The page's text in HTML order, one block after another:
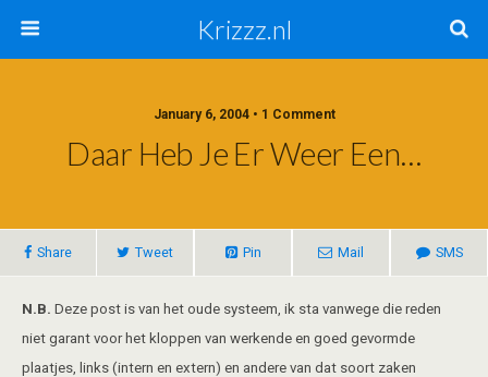
Krizzz.nl
January 6, 2004 • 1 Comment
Daar Heb Je Er Weer Een…
Share Tweet Pin Mail SMS
N.B. Deze post is van het oude systeem, ik sta vanwege die reden
niet garant voor het kloppen van werkende en goed gevormde
plaatjes, links (intern en extern) en andere van dat soort zaken